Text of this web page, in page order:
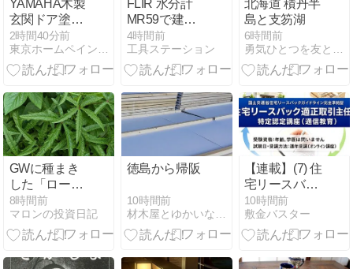
YAMAHA木製
玄関ドア塗装
お客様とご一
緒に・・
2時間40分前
東京ホームペイント木製玄関ドア・家具塗装ブログ
FLIR 水分計
MR59で建材
の水分管理が
簡単に
4時間前
工具ステーション
北海道 積丹半
島と支笏湖
6時間前
勇気ひとつを友として
GWに種まき
した「ローゼ
ル」の葉っぱ
が大きくなり
8時間前
マロンの投資日記
徳島から帰阪
10時間前
【連載】(7) 住
宅リースバッ
ク適正取引講
座：第2章 事
例と教訓編
10時間前
敷金バスター